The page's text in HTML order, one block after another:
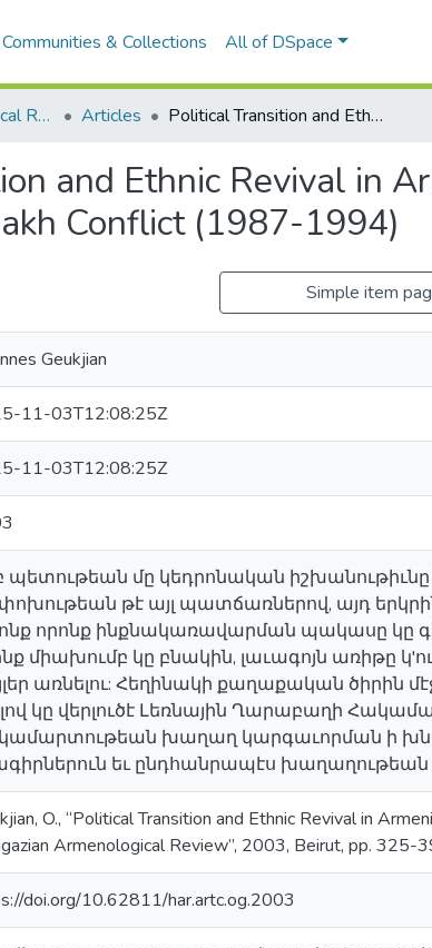
Communities & Collections All of DSpace
Haigazian Armenological Review Articles Political Transition and Ethnic Revival in Armenia and Azerbaijan: The Nagorno-Karabakh Conflict (1987-1994)
and Ethnic Revival in
Conflict (1987-1994)
Simple item
Geukjian
11-03T12:08:25Z
11-03T12:08:25Z
պետութեան մը կեդրոնական
թէ այլ պատճառներով, այդ
որոնք ինքնակառավարման պակասը կը
միախումբ կը բնակին, լաւագոյն առիթը
առնելու: Հեղինակի քաղաքական ծիրին
կը վերլուծէ Լեռնային Ղարաբաղի
խաղաղ կարգաւորման ի
եւ ընդհանրապէս խաղաղութեան
O., “Political Transition and Ethnic Revival in
Armenological Review”, 2003, Beirut, pp. 325-
doi.org/10.62811/har.artc.og.2003